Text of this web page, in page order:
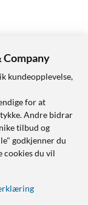
Company
kundeopplevelse,
for at
Andre bidrar
tilbud og
godkjenner du
cookies du vil